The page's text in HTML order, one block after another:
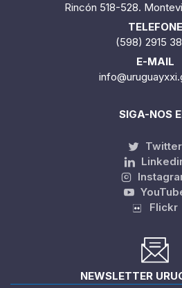
Rincón 518-528.
TELEFONE
(598) 2915
E-MAIL
SIGA-NOS
Twitter
Flickr
NEWSLETTER